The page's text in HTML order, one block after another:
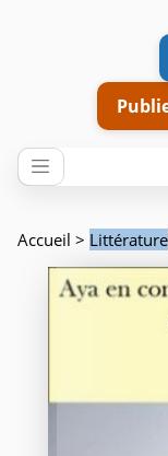
Accueil > Littérature